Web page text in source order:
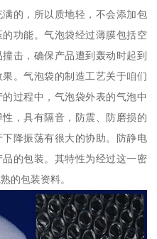
的，所以质地轻，不会添加包
功能。气泡袋经过薄膜包括空
击，确保产品遭到轰动时起到
。气泡袋的制造工艺关于咱们
过程中，气泡袋外表的气泡中
，具有隔音，防震、防磨损的
降振荡有很大的协助。防静电
的包装。其特性为经过这一密
的包装资料。